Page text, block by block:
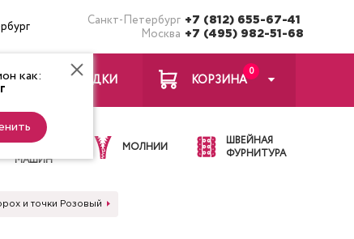
Санкт-Петербург +7 (812) 655-67-41
Москва +7 (495) 982-51-68
как: ЗАКЛАДКИ
0
КОРЗИНА
ИГЛЫ ДЛЯ
ШВЕЙНЫХ
МАШИН
МОЛНИИ
ШВЕЙНАЯ
ФУРНИТУРА
и точки Розовый